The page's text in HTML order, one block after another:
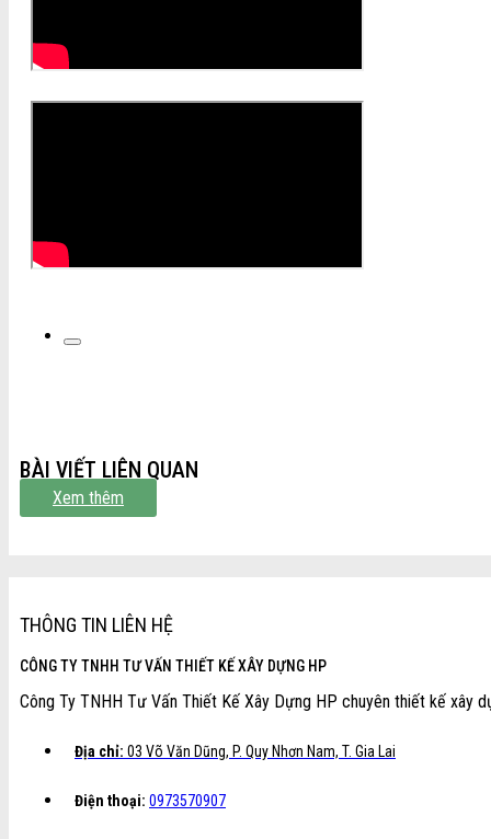
BÀI VIẾT LIÊN QUAN
Xem thêm
THÔNG TIN LIÊN HỆ
CÔNG TY TNHH TƯ VẤN THIẾT KẾ XÂY DỰNG HP
Công Ty TNHH Tư Vấn Thiết Kế Xây Dựng HP chuyên thiết kế xây
Địa chỉ: 03 Võ Văn Dũng, P. Quy Nhơn Nam, T. Gia Lai
Điện thoại: 0973570907